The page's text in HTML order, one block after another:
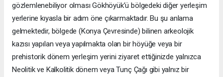
gözlemlenebiliyor olması Gökhöyük’ü bölgedeki diğer yerleşim
yerlerine kıyasla bir adım öne çıkarmaktadır. Bu şu anlama
gelmektedir, bölgede (Konya Çevresinde) bilinen arkeolojik
kazısı yapılan veya yapılmakta olan bir höyüğe veya bir
prehistorik dönem yerleşim yerini ziyaret ettiğinizde yalnızca
Neolitik ve Kalkolitik dönem veya Tunç Çağı gibi yalnız bir